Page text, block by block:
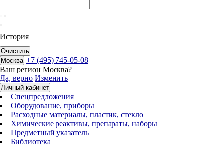
История
Очистить
Москва +7 (495) 745-05-08
Ваш регион Москва?
Да, верно Изменить
Личный кабинет
Спецпредложения
Оборудование, приборы
Расходные материалы, пластик, стекло
Химические реактивы, препараты, наборы
Предметный указатель
Библиотека